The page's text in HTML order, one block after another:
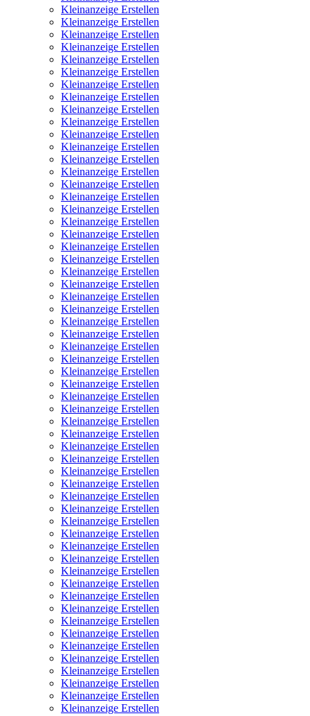
Kleinanzeige Erstellen
Kleinanzeige Erstellen
Kleinanzeige Erstellen
Kleinanzeige Erstellen
Kleinanzeige Erstellen
Kleinanzeige Erstellen
Kleinanzeige Erstellen
Kleinanzeige Erstellen
Kleinanzeige Erstellen
Kleinanzeige Erstellen
Kleinanzeige Erstellen
Kleinanzeige Erstellen
Kleinanzeige Erstellen
Kleinanzeige Erstellen
Kleinanzeige Erstellen
Kleinanzeige Erstellen
Kleinanzeige Erstellen
Kleinanzeige Erstellen
Kleinanzeige Erstellen
Kleinanzeige Erstellen
Kleinanzeige Erstellen
Kleinanzeige Erstellen
Kleinanzeige Erstellen
Kleinanzeige Erstellen
Kleinanzeige Erstellen
Kleinanzeige Erstellen
Kleinanzeige Erstellen
Kleinanzeige Erstellen
Kleinanzeige Erstellen
Kleinanzeige Erstellen
Kleinanzeige Erstellen
Kleinanzeige Erstellen
Kleinanzeige Erstellen
Kleinanzeige Erstellen
Kleinanzeige Erstellen
Kleinanzeige Erstellen
Kleinanzeige Erstellen
Kleinanzeige Erstellen
Kleinanzeige Erstellen
Kleinanzeige Erstellen
Kleinanzeige Erstellen
Kleinanzeige Erstellen
Kleinanzeige Erstellen
Kleinanzeige Erstellen
Kleinanzeige Erstellen
Kleinanzeige Erstellen
Kleinanzeige Erstellen
Kleinanzeige Erstellen
Kleinanzeige Erstellen
Kleinanzeige Erstellen
Kleinanzeige Erstellen
Kleinanzeige Erstellen
Kleinanzeige Erstellen
Kleinanzeige Erstellen
Kleinanzeige Erstellen
Kleinanzeige Erstellen
Kleinanzeige Erstellen